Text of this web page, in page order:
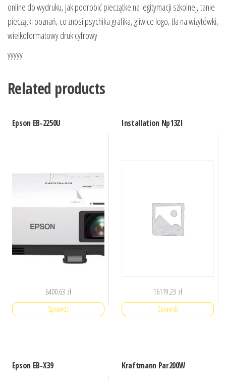
online do wydruku, jak podrobić pieczątke na legitymacji szkolnej, tanie
pieczątki poznań, co znosi psychika grafika, gliwice logo, tła na wizytówki,
wielkoformatowy druk cyfrowy
yyyyy
Related products
Epson EB-2250U
6400,63 zł
Sprawdź
Installation Np13Zl
16119,23 zł
Sprawdź
Epson EB-X39 Kraftmann Par200W